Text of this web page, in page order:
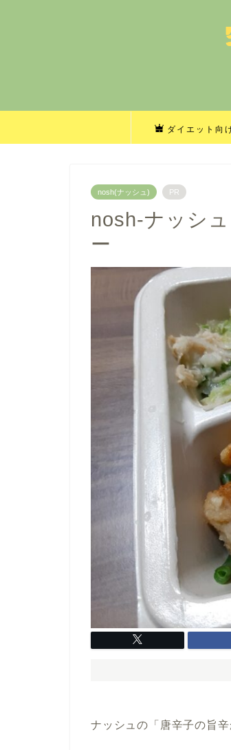
ダイエット向
nosh(ナッシュ) PR
nosh-ナッシ
ー
ナッシュの「唐辛子の旨